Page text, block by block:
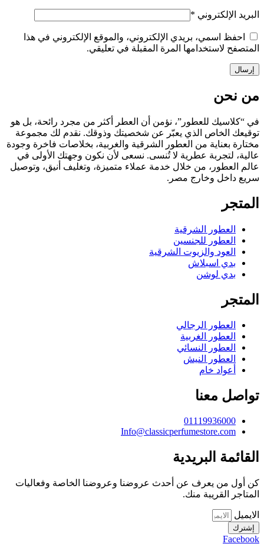
البريد الإلكتروني *
احفظ اسمي، بريدي الإلكتروني، والموقع الإلكتروني في هذا
المتصفح لاستخدامها المرة المقبلة في تعليقي.
من نحن
في “كلاسيك للعطور”، نؤمن أن العطر أكثر من مجرد رائحة، بل هو
توقيعك الخاص الذي يعبّر عن شخصيتك وذوقك. نقدم لك مجموعة
مختارة بعناية من العطور الشرقية والغربية، بخلاصات فاخرة وجودة
عالية، لتجربة عطرية لا تُنسى. نسعى لأن نكون وجهتك الأولى في
عالم العطور، من خلال خدمة عملاء متميزة، وتغليف أنيق، وتوصيل
سريع داخل وخارج مصر.
المتجر
العطور الشرقية
العطور للجنسين
العود والزيوت الشرقية
بدي اسبلاش
بدي لوشن
المتجر
العطور الرجالي
العطور الغربية
العطور النسائي
العطور النيش
أعواد خام
تواصل معنا
01119936000
Info@classicperfumestore.com
القائمة البريدية
كن أول من يعرف عن أحدث عروضنا وعروضنا الخاصة وفعاليات
المتاجر القريبة منك.
الايميل
إشترك
Facebook